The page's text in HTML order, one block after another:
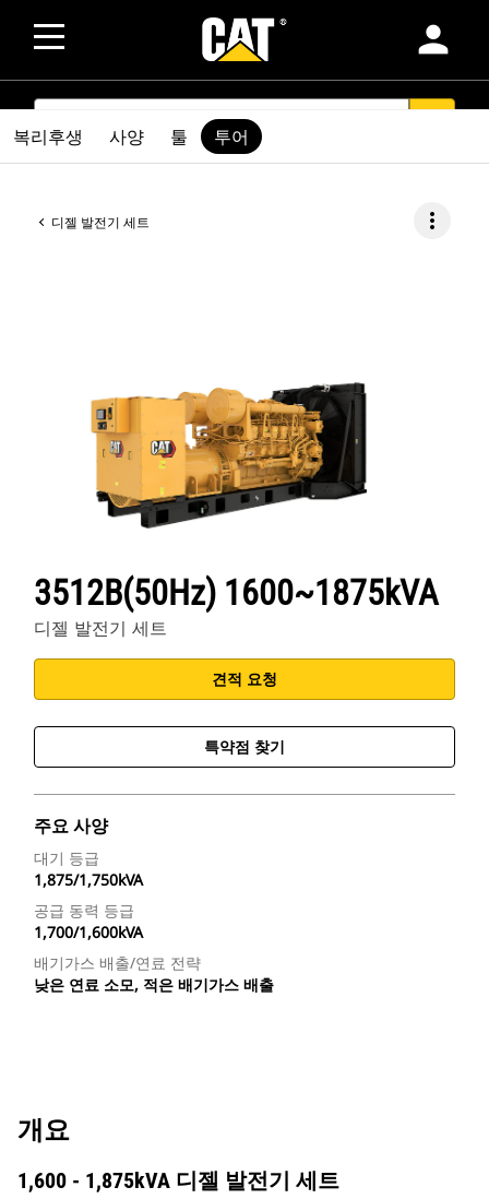
person
SEARCH
디젤 발전기 세트 more_vert
3512B(50Hz) 1600~1875kVA
디젤 발전기 세트
견적 요청
특약점 찾기
주요 사양
대기 등급
1,875/1,750kVA
공급 동력 등급
1,700/1,600kVA
배기가스 배출/연료 전략
낮은 연료 소모, 적은 배기가스 배출
복리후생 사양 툴 투어
개요
1,600 - 1,875kVA 디젤 발전기 세트